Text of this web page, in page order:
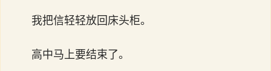
我把信轻轻放回床头柜。
高中马上要结束了。